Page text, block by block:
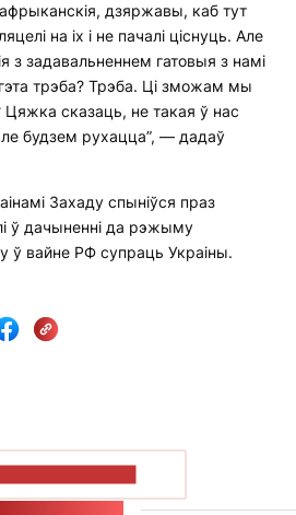
дзяржавы, каб тут
на іх і не пачалі ціснуць. Але
з задавальненнем гатовыя з намі
трэба? Трэба. Ці зможам мы
Цяжка сказаць, не такая ў нас
будзем рухацца”, — дадаў
Захаду спыніўся праз
ў дачыненні да рэжыму
ў вайне РФ супраць Украіны.